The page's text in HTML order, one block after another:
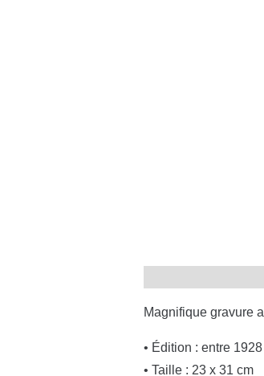
Magnifique gravure
• Édition : entre
• Taille : 23 x 31 cm